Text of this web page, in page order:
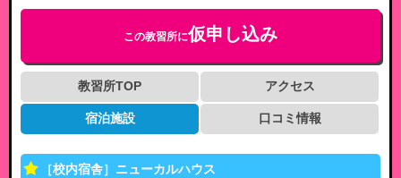
この教習所に仮申し込み
教習所TOP アクセス
宿泊施設 口コミ情報
［校内宿舎］ニューカルハウス